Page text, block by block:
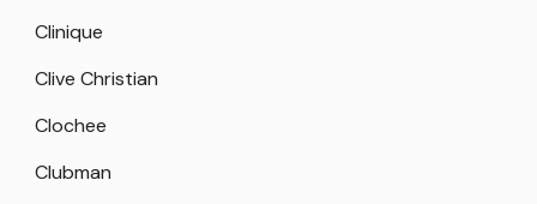
Clinique
Clive Christian
Clochee
Clubman